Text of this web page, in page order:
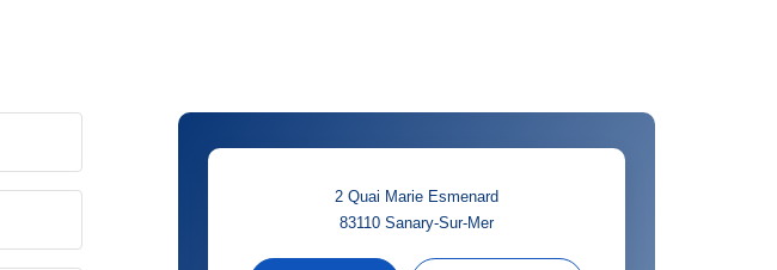
2 Quai Marie Esmenard
83110 Sanary-Sur-Mer